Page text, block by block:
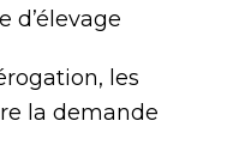
d’élevage
les
la demande